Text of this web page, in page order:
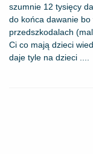
szumnie 12 tysięcy
do końca dawanie bo
przedszkodalach
Ci co mają dzieci
daje tyle na dzieci ....